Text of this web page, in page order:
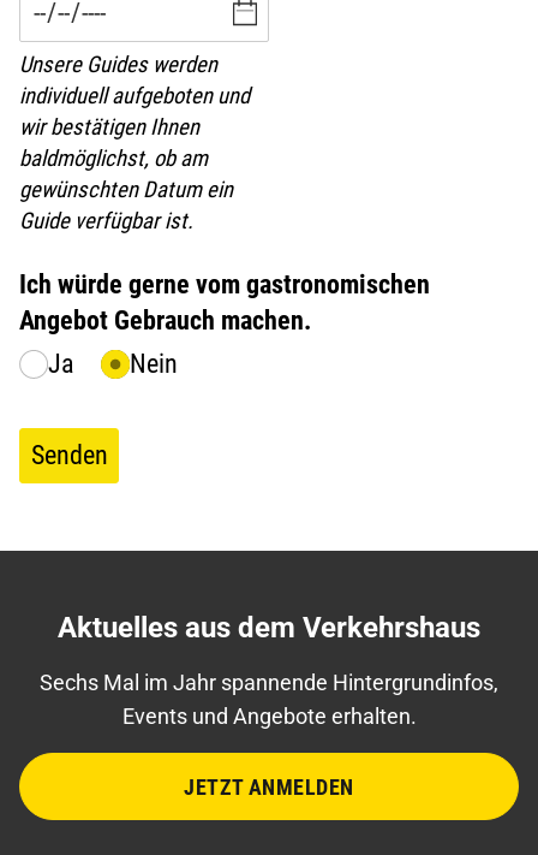
Unsere Guides werden
individuell aufgeboten und
wir bestätigen Ihnen
baldmöglichst, ob am
gewünschten Datum ein
Guide verfügbar ist.
Ich würde gerne vom gastronomischen
Angebot Gebrauch machen.
Ja
Nein
Senden
Aktuelles aus dem Verkehrshaus
Sechs Mal im Jahr spannende Hintergrundinfos,
Events und Angebote erhalten.
JETZT ANMELDEN